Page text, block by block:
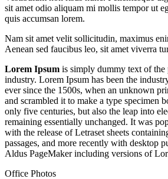
sit amet odio aliquam mi mollis tempor ut
quis accumsan lorem.
Nam sit amet velit sollicitudin, maximus
Aenean sed faucibus leo, sit amet viverra
Lorem Ipsum is simply dummy text of
industry. Lorem Ipsum has been the
ever since the 1500s, when an unknown
and scrambled it to make a type specimen
only five centuries, but also the leap into
remaining essentially unchanged. It was
with the release of Letraset sheets
passages, and more recently with desktop
Aldus PageMaker including versions of
Office Photos